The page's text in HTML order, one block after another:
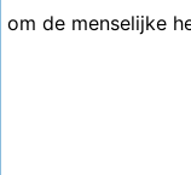
om de menselijke